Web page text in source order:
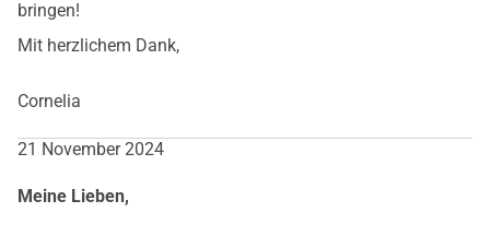
Hier habe ich die Inspiration gefunden:
mothers/
Liebe, Geburt und Heilung
bringen!
Mit herzlichem Dank,
Cornelia
21 November 2024
Meine Lieben,